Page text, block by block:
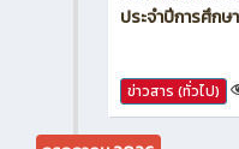
แนวทางสถานศึ